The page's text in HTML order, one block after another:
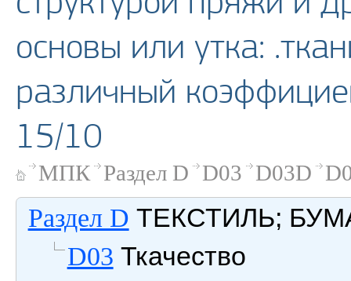
основы или утка:
различный
15/10
МПК Раздел D D03 D03D
Раздел D ТЕКСТИЛЬ;
D03 Ткачество